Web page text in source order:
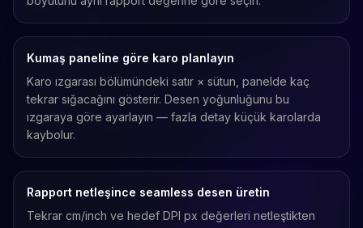
Kumaş paneline göre karo planlayın
Karo ızgarası bölümündeki satır × sütun, panelde kaç
tekrar sığacağını gösterir. Desen yoğunluğunu bu
ızgaraya göre ayarlayın — fazla detay küçük karolarda
kaybolur.
Rapport netleşince seamless desen üretin
Tekrar cm/inch ve hedef DPI px değerleri netleştikten